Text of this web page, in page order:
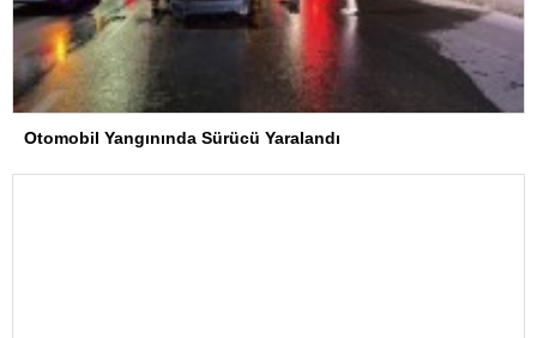
Otomobil Yangınında Sürücü Yaralandı